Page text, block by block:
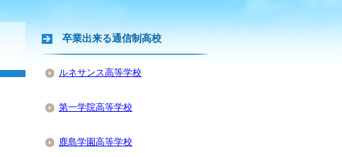
卒業出来る通信制高校
ルネサンス高等学校
第一学院高等学校
鹿島学園高等学校